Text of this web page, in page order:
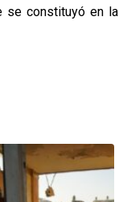
se constituyó en la